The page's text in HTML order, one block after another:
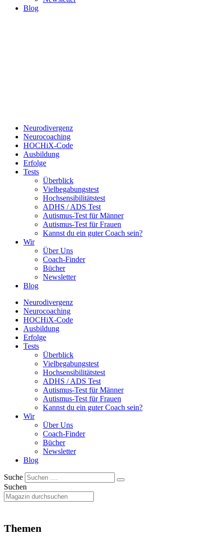
Blog
Neurodivergenz
Neurocoaching
HOCHiX-Code
Ausbildung
Erfolge
Tests
Überblick
Vielbegabungstest
Hochsensibilitätstest
ADHS / ADS Test
Autismus-Test für Männer
Autismus-Test für Frauen
Kannst du ein guter Coach sein?
Wir
Über Uns
Coach-Finder
Bücher
Newsletter
Blog
Neurodivergenz
Neurocoaching
HOCHiX-Code
Ausbildung
Erfolge
Tests
Überblick
Vielbegabungstest
Hochsensibilitätstest
ADHS / ADS Test
Autismus-Test für Männer
Autismus-Test für Frauen
Kannst du ein guter Coach sein?
Wir
Über Uns
Coach-Finder
Bücher
Newsletter
Blog
Suche
Suchen
Themen